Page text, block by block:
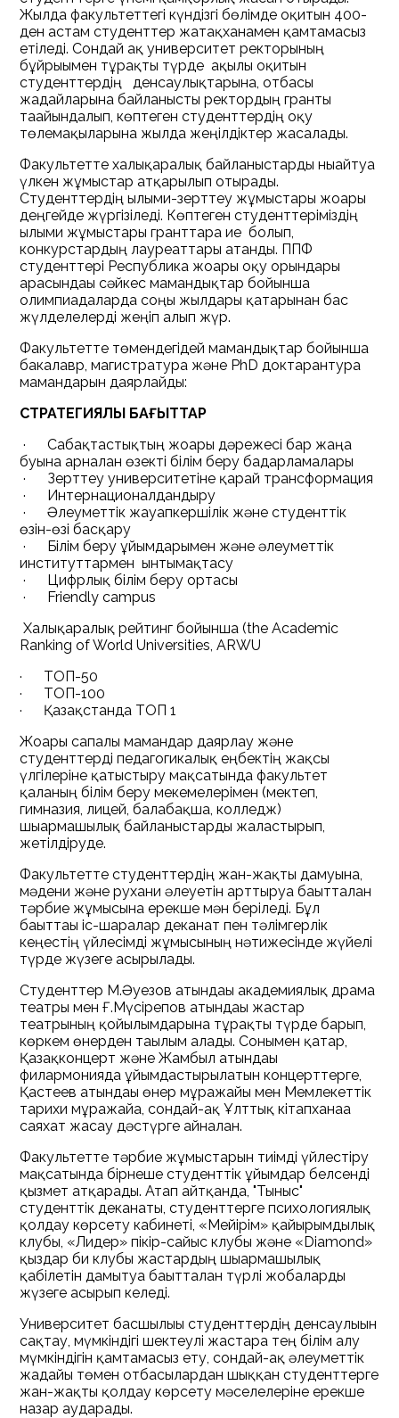
Жылда факультеттегі күндізгі бөлімде оқитын 400-
ден астам студенттер жатақханамен қамтамасыз
етіледі. Сондай ақ университет ректорының
бұйрығымен тұрақты түрде ақылы оқитын
студенттердің денсаулықтарына, отбасы
жағдайларына байланысты ректордың гранты
тағайындалып, көптеген студенттердің оқу
төлемақыларына жылда жеңілдіктер жасалады.
Факультетте халықаралық байланыстарды нығайтуға
үлкен жұмыстар атқарылып отырады.
Студенттердің ғылыми-зерттеу жұмыстары жоғары
деңгейде жүргізіледі. Көптеген студенттеріміздің
ғылыми жұмыстары гранттарға ие болып,
конкурстардың лауреаттары атанды. ППФ
студенттері Республика жоғары оқу орындары
арасындағы сәйкес мамандықтар бойынша
олимпиадаларда соңғы жылдары қатарынан бас
жүлделелерді жеңіп алып жүр.
Факультетте төмендегідей мамандықтар бойынша
бакалавр, магистратура және PhD доктарантура
мамандарын даярлайды:
СТРАТЕГИЯЛЫҚ БАҒЫТТАР
· Сабақтастықтың жоғары дәрежесі бар жаңа
буынға арналған өзекті білім беру бағдарламалары
· Зерттеу университетіне қарай трансформация
· Интернационалдандыру
· Әлеуметтік жауапкершілік және студенттік
өзін-өзі басқару
· Білім беру ұйымдарымен және әлеуметтік
институттармен ынтымақтасу
· Цифрлық білім беру ортасы
· Friendly campus
Халықаралық рейтинг бойынша (the Academic
Ranking of World Universities, ARWU
· ТОП-50
· ТОП-100
· Қазақстанда ТОП 1
Жоғары сапалы мамандар даярлау және
студенттерді педагогикалық еңбектің жақсы
үлгілеріне қатыстыру мақсатында факультет
қаланың білім беру мекемелерімен (мектеп,
гимназия, лицей, балабақша, колледж)
шығармашылық байланыстарды жалғастырып,
жетілдіруде.
Факультетте студенттердің жан-жақты дамуына,
мәдени және рухани әлеуетін арттыруға бағытталған
тәрбие жұмысына ерекше мән беріледі. Бұл
бағыттағы іс-шаралар деканат пен тәлімгерлік
кеңестің үйлесімді жұмысының нәтижесінде жүйелі
түрде жүзеге асырылады.
Студенттер М.Әуезов атындағы академиялық драма
театры мен Ғ.Мүсірепов атындағы жастар
театрының қойылымдарына тұрақты түрде барып,
көркем өнерден тағылым алады. Сонымен қатар,
Қазақконцерт және Жамбыл атындағы
филармонияда ұйымдастырылатын концерттерге,
Қастеев атындағы өнер мұражайы мен Мемлекеттік
тарихи мұражайға, сондай-ақ Ұлттық кітапханаға
саяхат жасау дәстүрге айналған.
Факультетте тәрбие жұмыстарын тиімді үйлестіру
мақсатында бірнеше студенттік ұйымдар белсенді
қызмет атқарады. Атап айтқанда, "Тыныс"
студенттік деканаты, студенттерге психологиялық
қолдау көрсету кабинеті, «Мейірім» қайырымдылық
клубы, «Лидер» пікір-сайыс клубы және «Diamond»
қыздар би клубы жастардың шығармашылық
қабілетін дамытуға бағытталған түрлі жобаларды
жүзеге асырып келеді.
Университет басшылығы студенттердің денсаулығын
сақтау, мүмкіндігі шектеулі жастарға тең білім алу
мүмкіндігін қамтамасыз ету, сондай-ақ әлеуметтік
жағдайы төмен отбасылардан шыққан студенттерге
жан-жақты қолдау көрсету мәселелеріне ерекше
назар аударады.